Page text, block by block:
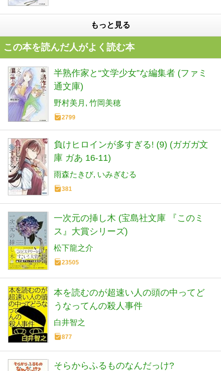
もっと見る
この本を読んだ人がよく読む本
半熟作家と“文学少女”な編集者 (ファミ
通文庫)
野村美月 竹岡美穂
2799
負けヒロインが多すぎる! (9) (ガガガ文
庫 ガあ 16-11)
雨森たきび いみぎむる
381
一次元の挿し木 (宝島社文庫 『このミ
ス』大賞シリーズ)
松下龍之介
23505
本を読むのが超速い人の頭の中ってど
うなってんの殺人事件
白井智之
877
そらからふるものなんだっけ?